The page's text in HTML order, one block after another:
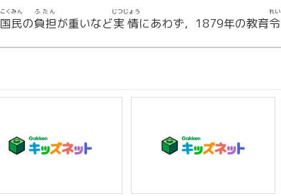
国民
こくみん
の負担
ふたん
が重いなど実情
じつじょう
にあわず，1879年の教育令
れい